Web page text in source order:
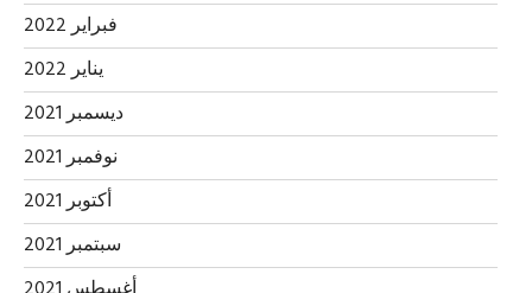
فبراير 2022
يناير 2022
ديسمبر 2021
نوفمبر 2021
أكتوبر 2021
سبتمبر 2021